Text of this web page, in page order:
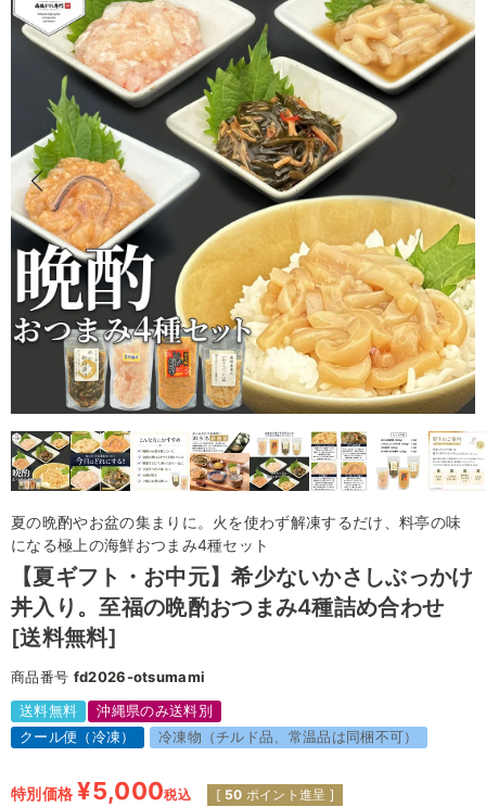
夏の晩酌やお盆の集まりに。火を使わず解凍するだけ、料亭の味
になる極上の海鮮おつまみ4種セット
【夏ギフト・お中元】希少ないかさしぶっかけ
丼入り。至福の晩酌おつまみ4種詰め合わせ
[送料無料]
商品番号 fd2026-otsumami
送料無料
沖縄県のみ送料別
クール便（冷凍）
冷凍物（チルド品、常温品は同梱不可）
特別価格 ¥5,000税込 [ 50 ポイント進呈 ]